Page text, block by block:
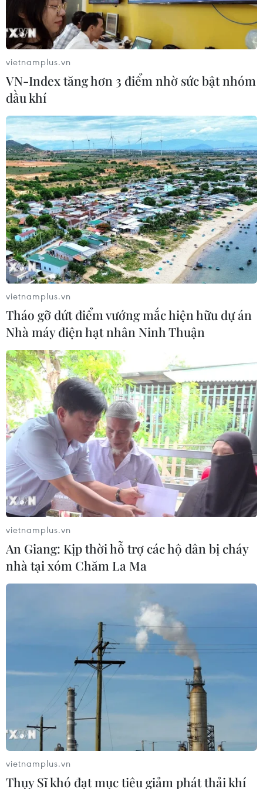
Philippines: Máy bay Saudi Arabia bị cách
ly vì nghi không tặc
20/09/2016 09:14
Báo chí Philippines đưa tin một chiếc máy bay thương
mại của hàng không Saudi Arabia đã bị “cách ly” sau
khi vừa hạ cánh xuống sân bay quốc tế Ninoy Aquino ở
thủ đô Manila vì nghi bị không tặc.
Hai tên không tặc dọa nổ tung máy bay
chở khách của Libya
23/12/2016 12:06
Theo tờ Thời báo Malta, hai kẻ không tặc đã đe dọa
cho nổ tung chiếc máy bay Airbus A320 của hãng hàng
không Afriqiyah Airways.
Truyền hình Malta: Hai kẻ không tặc máy
bay Libya có lựu đạn
23/12/2016 12:20
vietnamplus.vn
VN-Index tăng hơn 3 điểm nhờ sức bật nhóm
dầu khí
vietnamplus.vn
Tháo gỡ dứt điểm vướng mắc hiện hữu dự án
Nhà máy điện hạt nhân Ninh Thuận
vietnamplus.vn
An Giang: Kịp thời hỗ trợ các hộ dân bị cháy
nhà tại xóm Chăm La Ma
vietnamplus.vn
Thụy Sĩ khó đạt mục tiêu giảm phát thải khí